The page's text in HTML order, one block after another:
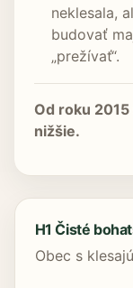
neklesala,
budovať
„prežívať“.
Od roku
nižšie.
H1 Čisté
Obec s